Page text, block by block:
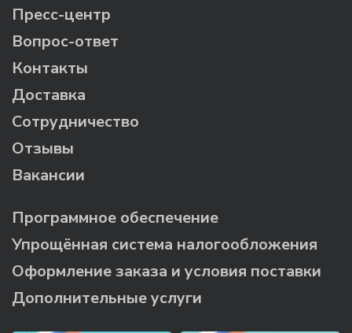
Пресс-центр
Вопрос-ответ
Контакты
Доставка
Сотрудничество
Отзывы
Вакансии
Программное обеспечение
Упрощённая система налогообложения
Оформление заказа и условия поставки
Дополнительные услуги